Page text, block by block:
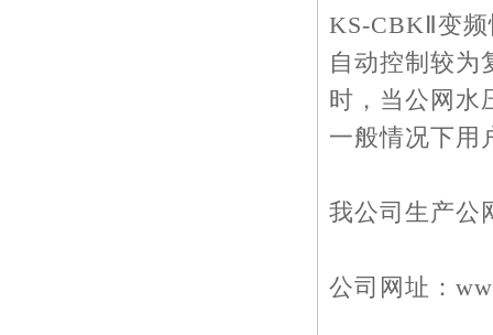
KS-CBKⅡ变
自动控制较为
时，当公网水
一般情况下用
我公司生产公
公司网址：